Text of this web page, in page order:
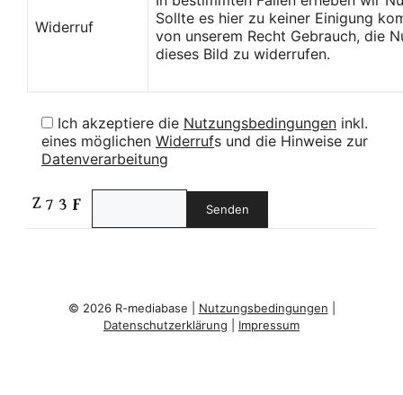
Widerruf
Sollte es hier zu keiner Einigung
von unserem Recht Gebrauch, die
dieses Bild zu widerrufen.
Ich akzeptiere die Nutzungsbedingungen inkl.
eines möglichen Widerrufs und die Hinweise zur
Datenverarbeitung
© 2026 R-mediabase | Nutzungsbedingungen
Datenschutzerklärung
Impressum